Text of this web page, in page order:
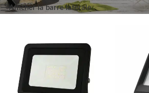
Afficher la barre latérale